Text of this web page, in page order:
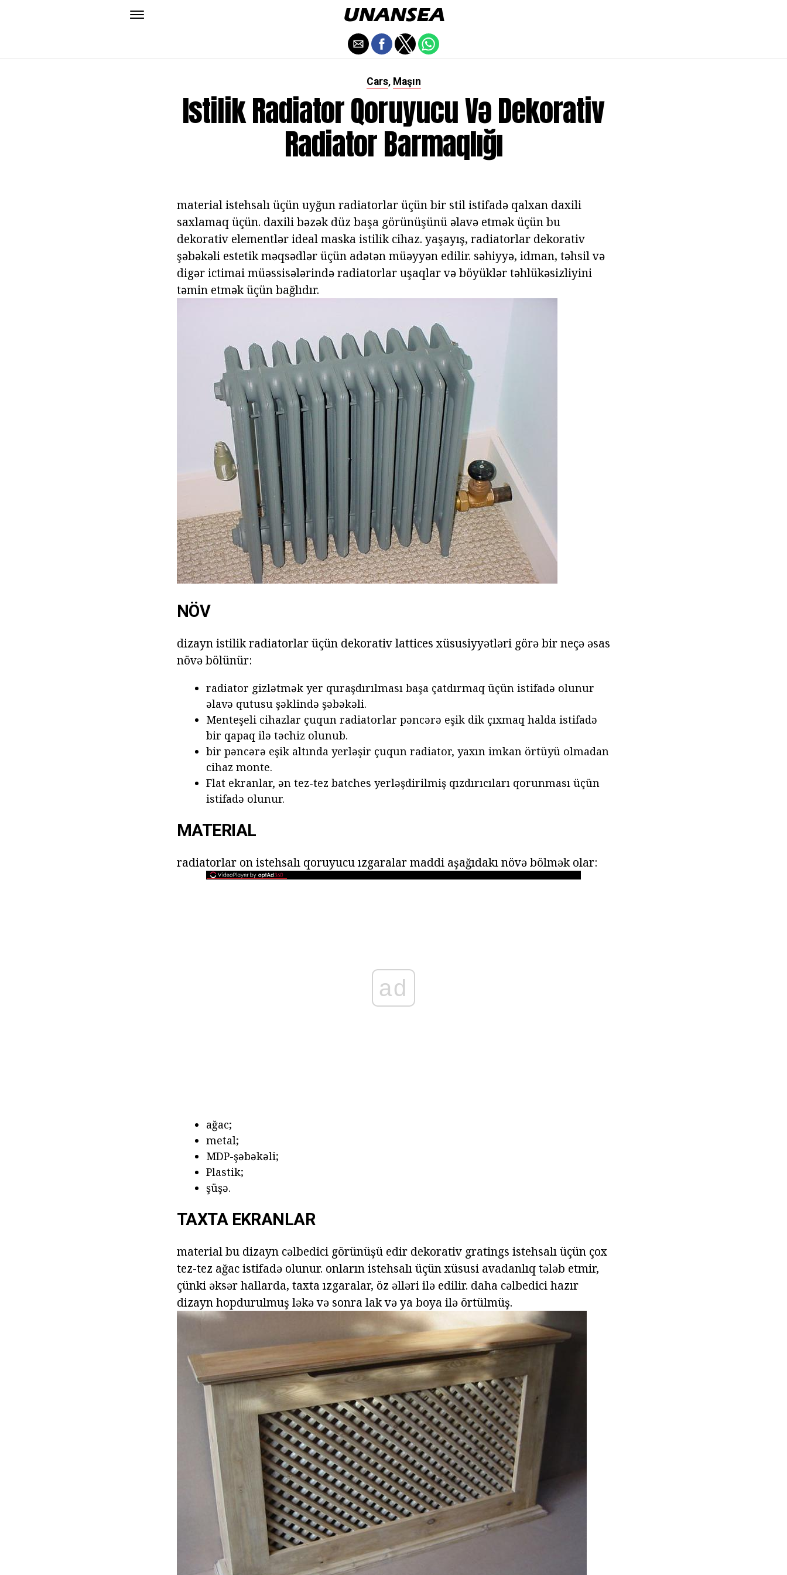
Cars, Maşın
Istilik Radiator Qoruyucu Və Dekorativ
Radiator Barmaqlığı
material istehsalı üçün uyğun radiatorlar üçün bir stil istifadə qalxan daxili
saxlamaq üçün. daxili bəzək düz başa görünüşünü əlavə etmək üçün bu
dekorativ elementlər ideal maska istilik cihaz. yaşayış, radiatorlar dekorativ
şəbəkəli estetik məqsədlər üçün adətən müəyyən edilir. səhiyyə, idman, təhsil və
digər ictimai müəssisələrində radiatorlar uşaqlar və böyüklər təhlükəsizliyini
təmin etmək üçün bağlıdır.
NÖV
dizayn istilik radiatorlar üçün dekorativ lattices xüsusiyyətləri görə bir neçə əsas
növə bölünür:
radiator gizlətmək yer quraşdırılması başa çatdırmaq üçün istifadə olunur
əlavə qutusu şəklində şəbəkəli.
Menteşeli cihazlar çuqun radiatorlar pəncərə eşik dik çıxmaq halda istifadə
bir qapaq ilə təchiz olunub.
bir pəncərə eşik altında yerləşir çuqun radiator, yaxın imkan örtüyü olmadan
cihaz monte.
Flat ekranlar, ən tez-tez batches yerləşdirilmiş qızdırıcıları qorunması üçün
istifadə olunur.
MATERIAL
radiatorlar on istehsalı qoruyucu ızgaralar maddi aşağıdakı növə bölmək olar:
ad
ağac;
metal;
MDP-şəbəkəli;
Plastik;
şüşə.
TAXTA EKRANLAR
material bu dizayn cəlbedici görünüşü edir dekorativ gratings istehsalı üçün çox
tez-tez ağac istifadə olunur. onların istehsalı üçün xüsusi avadanlıq tələb etmir,
çünki əksər hallarda, taxta ızgaralar, öz əlləri ilə edilir. daha cəlbedici hazır
dizayn hopdurulmuş ləkə və sonra lak və ya boya ilə örtülmüş.